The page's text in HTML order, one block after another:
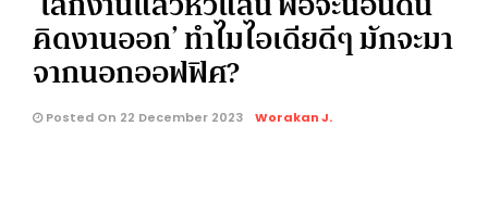
คิดงานออก’ ทำไมไอเดียดีๆ มักจะมา
จากนอกออฟฟิศ?
Posted On 22 December 2023 Worakan J.